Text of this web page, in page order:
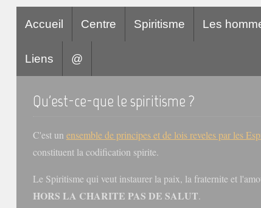
Accueil Centre Spiritisme Les
Liens @
Qu'est-ce-que le spiritisme ?
C'est un ensemble de principes et de lois reveles par les
constituent la codification spirite.
Le Spiritisme qui veut instaurer la paix, la fraternite et
HORS LA CHARITE PAS DE SALUT.